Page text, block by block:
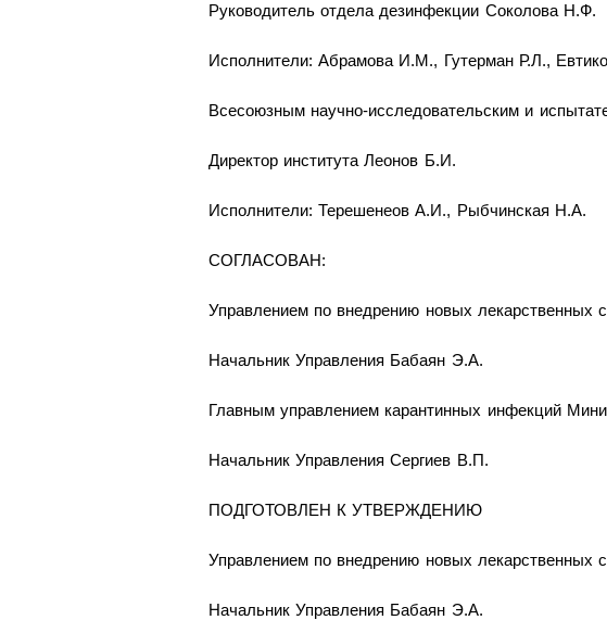
Руководитель отдела дезинфекции Соколова Н.Ф.
Исполнители: Абрамова И.М., Гутерман Р.Л.,
Всесоюзным научно-исследовательским и
Директор института Леонов Б.И.
Исполнители: Терешенеов А.И., Рыбчинская Н.А.
СОГЛАСОВАН:
Управлением по внедрению новых лекарственных
Начальник Управления Бабаян Э.А.
Главным управлением карантинных инфекций
Начальник Управления Сергиев В.П.
ПОДГОТОВЛЕН К УТВЕРЖДЕНИЮ
Управлением по внедрению новых лекарственных
Начальник Управления Бабаян Э.А.